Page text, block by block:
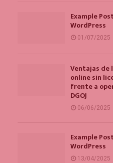
Example
WordPress
01/07/2025
Ventajas de
online sin
frente a
DGOJ
06/06/2025
Example
WordPress
13/04/2025